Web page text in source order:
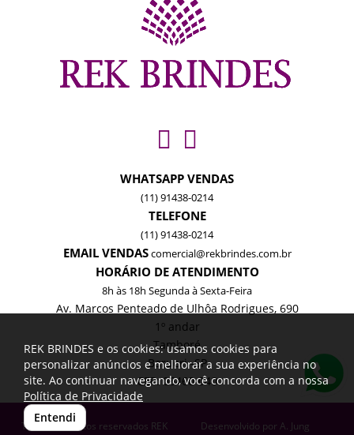
WHATSAPP VENDAS
(11) 91438-0214
TELEFONE
(11) 91438-0214
EMAIL VENDAScomercial@rekbrindes.com.br
HORÁRIO DE ATENDIMENTO
8h às 18h Segunda à Sexta-Feira
Av. Marcos Penteado de Ulhôa Rodrigues, 690
1º andar
Tamboré
Barueri -SP
CEP: 06460-040
Todos os direitos reservados REK
Desenvolvido por A. Jung
REK BRINDES e os cookies: usamos cookies para
personalizar anúncios e melhorar a sua experiência no
site. Ao continuar navegando, você concorda com a nossa
Política de Privacidade
Entendi